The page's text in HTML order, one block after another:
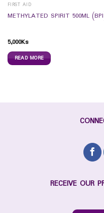
FIRST AID
METHYLATED SPIRIT 500ML
5,000Ks
READ MORE
RECEIVE OUR